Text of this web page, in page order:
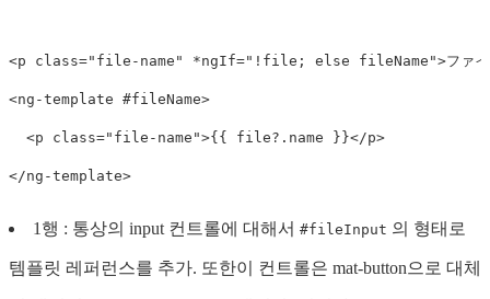
<p class="file-name" *ngIf="!file; else fileName">ファ
<ng-template #fileName>
<p class="file-name">{{ file?.name }}</p>
</ng-template>
1행 : 통상의 input 컨트롤에 대해서 #fileInput 의 형태로
템플릿 레퍼런스를 추가. 또한이 컨트롤은 mat-button으로 대체